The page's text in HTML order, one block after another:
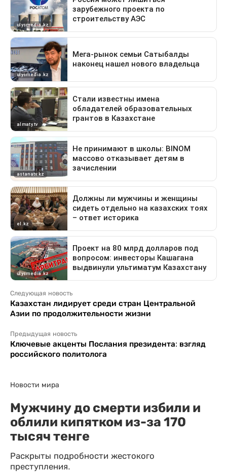
Следующая новость
Казахстан лидирует среди стран Центральной
Азии по продолжительности жизни
Предыдущая новость
Ключевые акценты Послания президента: взгляд
российского политолога
Новости мира
Мужчину до смерти избили и
облили кипятком из-за 170
тысяч тенге
Раскрыты подробности жестокого
преступления.